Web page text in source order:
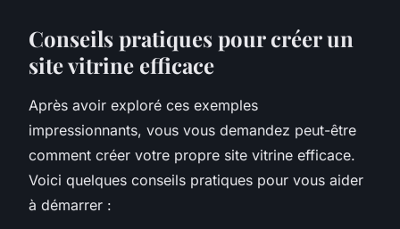
Conseils pratiques pour créer un
site vitrine efficace
Après avoir exploré ces exemples
impressionnants, vous vous demandez peut-être
comment créer votre propre site vitrine efficace.
Voici quelques conseils pratiques pour vous aider
à démarrer :